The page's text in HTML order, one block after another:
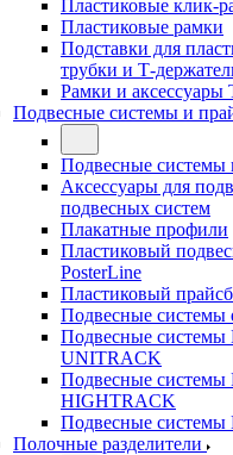
Пластиковые клик-
Пластиковые рамки
Подставки для
трубки и Т-
Рамки и
Подвесные системы и
Подвесные системы
Аксессуары для
подвесных систем
Плакатные профили
Пластиковый
PosterLine
Пластиковый
Подвесные
Подвесные
UNITRACK
Подвесные
HIGHTRACK
Подвесные
Полочные разделители